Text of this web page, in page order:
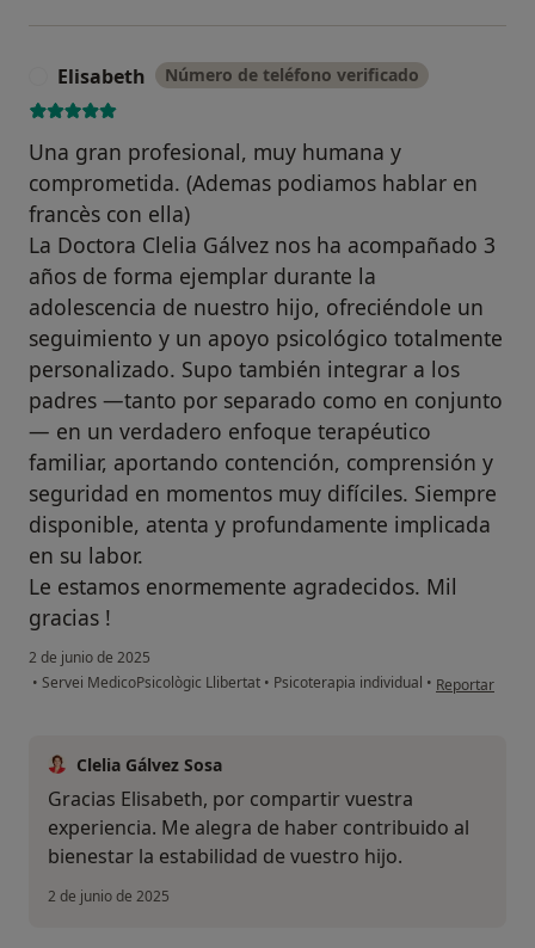
Elisabeth Número de teléfono verificado
Una gran profesional, muy humana y
comprometida. (Ademas podiamos hablar en
francès con ella)
La Doctora Clelia Gálvez nos ha acompañado 3
años de forma ejemplar durante la
adolescencia de nuestro hijo, ofreciéndole un
seguimiento y un apoyo psicológico totalmente
personalizado. Supo también integrar a los
padres —tanto por separado como en conjunto
— en un verdadero enfoque terapéutico
familiar, aportando contención, comprensión y
seguridad en momentos muy difíciles. Siempre
disponible, atenta y profundamente implicada
en su labor.
Le estamos enormemente agradecidos. Mil
gracias !
2 de junio de 2025
• Servei MedicoPsicològic Llibertat • Psicoterapia individual • en opinión del
Reportar
Clelia Gálvez Sosa
Gracias Elisabeth, por compartir vuestra
experiencia. Me alegra de haber contribuido al
bienestar la estabilidad de vuestro hijo.
2 de junio de 2025